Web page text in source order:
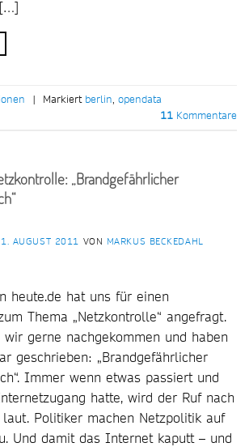
| Markiert berlin, opendata
11 Kommentare
„Brandgefährlicher
1. AUGUST 2011 VON MARKUS BECKEDAHL
heute.de hat uns für einen
Thema „Netzkontrolle“ angefragt.
gerne nachgekommen und haben
geschrieben: „Brandgefährlicher
Immer wenn etwas passiert und
hatte, wird der Ruf nach
laut. Politiker machen Netzpolitik auf
Und damit das Internet kaputt – und